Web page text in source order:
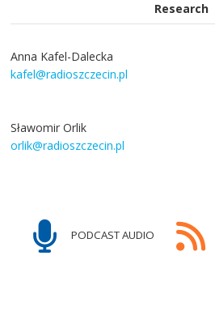
Research
Anna Kafel-Dalecka
kafel@radioszczecin.pl
Sławomir Orlik
orlik@radioszczecin.pl
PODCAST AUDIO